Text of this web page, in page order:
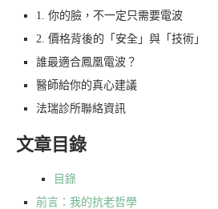
1. 你的臉，不一定只需要電波
2. 價格背後的「安全」與「技術」
誰最適合鳳凰電波？
醫師給你的真心建議
法瑞診所聯絡資訊
文章目錄
目錄
前言：我的抗老哲學